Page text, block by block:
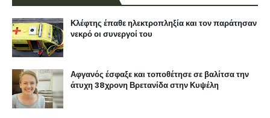
Κλέφτης έπαθε ηλεκτροπληξία και τον παράτησαν
νεκρό οι συνεργοί του
Αφγανός έσφαξε και τοποθέτησε σε βαλίτσα την
άτυχη 38χρονη Βρετανίδα στην Κυψέλη